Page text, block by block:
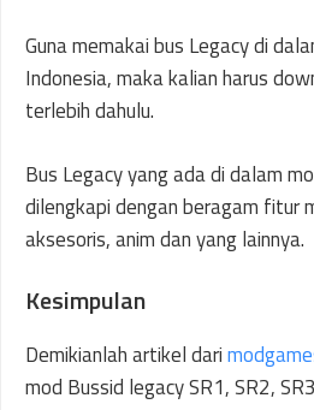
Guna memakai bus Legacy di
Indonesia, maka kalian harus
terlebih dahulu.
Bus Legacy yang ada di dalam
dilengkapi dengan beragam fitur
aksesoris, anim dan yang lainnya.
Kesimpulan
Demikianlah artikel dari
mod Bussid legacy SR1, SR2,